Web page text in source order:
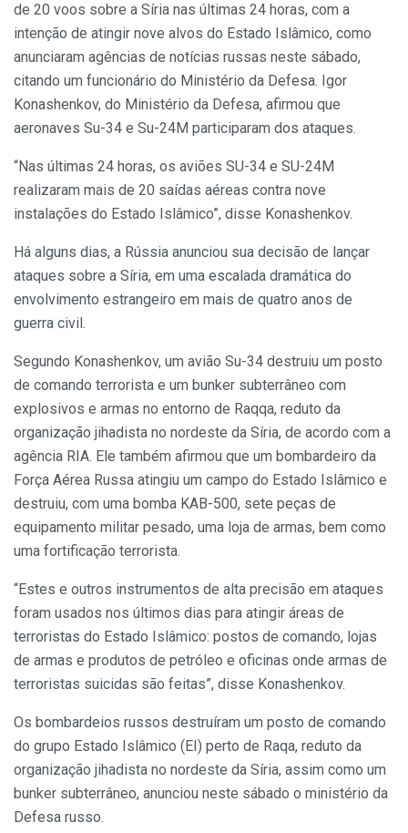
de 20 voos sobre a Síria nas últimas 24 horas, com a
intenção de atingir nove alvos do Estado Islâmico, como
anunciaram agências de notícias russas neste sábado,
citando um funcionário do Ministério da Defesa. Igor
Konashenkov, do Ministério da Defesa, afirmou que
aeronaves Su-34 e Su-24M participaram dos ataques.
“Nas últimas 24 horas, os aviões SU-34 e SU-24M
realizaram mais de 20 saídas aéreas contra nove
instalações do Estado Islâmico”, disse Konashenkov.
Há alguns dias, a Rússia anunciou sua decisão de lançar
ataques sobre a Síria, em uma escalada dramática do
envolvimento estrangeiro em mais de quatro anos de
guerra civil.
Segundo Konashenkov, um avião Su-34 destruiu um posto
de comando terrorista e um bunker subterrâneo com
explosivos e armas no entorno de Raqqa, reduto da
organização jihadista no nordeste da Síria, de acordo com a
agência RIA. Ele também afirmou que um bombardeiro da
Força Aérea Russa atingiu um campo do Estado Islâmico e
destruiu, com uma bomba KAB-500, sete peças de
equipamento militar pesado, uma loja de armas, bem como
uma fortificação terrorista.
“Estes e outros instrumentos de alta precisão em ataques
foram usados nos últimos dias para atingir áreas de
terroristas do Estado Islâmico: postos de comando, lojas
de armas e produtos de petróleo e oficinas onde armas de
terroristas suicidas são feitas”, disse Konashenkov.
Os bombardeios russos destruíram um posto de comando
do grupo Estado Islâmico (EI) perto de Raqa, reduto da
organização jihadista no nordeste da Síria, assim como um
bunker subterrâneo, anunciou neste sábado o ministério da
Defesa russo.